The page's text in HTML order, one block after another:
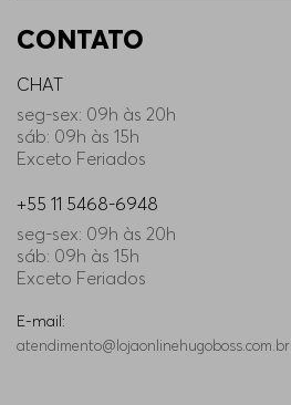
CONTATO
CHAT
seg-sex: 09h às 20h
sáb: 09h às 15h
Exceto Feriados
+55 11 5468-6948
seg-sex: 09h às 20h
sáb: 09h às 15h
Exceto Feriados
E-mail:
atendimento@lojaonlinehugoboss.com.br